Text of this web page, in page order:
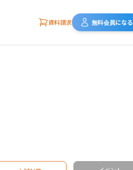
資料請求 無料会員になる